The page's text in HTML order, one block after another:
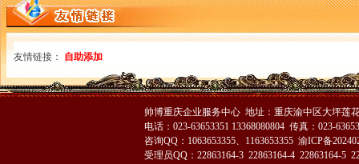
渝中区办执照
外区县户口孩子在渝中区上小学攻略！地址、电话、条件很全哦！_重
渝中区公司,〔渝中区〕,〔渝中区〕|价格,厂家,图片-
渝中区望龙门街道湖广会馆社区环境综合整工程招标公告-招标投标
渝中区代办营业执照
河池会计服务批发|价格|厂家_顺企网
新办的公司,领到营业执照,可以不去国税局备案可以吗？做个代理不
天津武清会计服务批发|价格|厂家_顺企网
重庆市渝中区重庆工商大学综合实训与文献信息中心、学术报告厅及车
友情链接： 自助添加
帅博重庆企业服务中心 地址：重庆渝中区大坪莲
电话：023-63653351 13368080804 传真：023-
咨询QQ：1063653355、1163653355 渝ICP备
受理员QQ：22863164-3 22863164-4 22863164-5